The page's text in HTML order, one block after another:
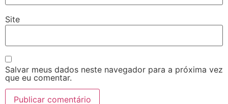
Site
Salvar meus dados neste navegador para a próxima vez
que eu comentar.